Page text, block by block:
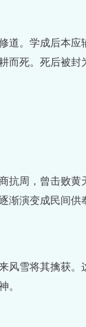
道。学成后本应
而死。死后被封
抗周，曾击败黄
演变成民间供
风雪将其擒获。